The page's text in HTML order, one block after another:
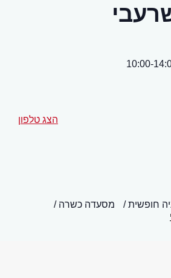
הצג טלפון
חופשית
מסעדה כשרה